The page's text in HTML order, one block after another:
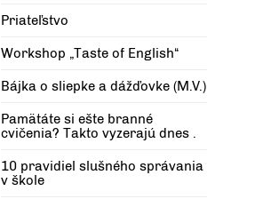
Priateľstvo
Workshop „Taste of English“
Bájka o sliepke a dážďovke (M.V.)
Pamätáte si ešte branné
cvičenia? Takto vyzerajú dnes .
10 pravidiel slušného správania
v škole